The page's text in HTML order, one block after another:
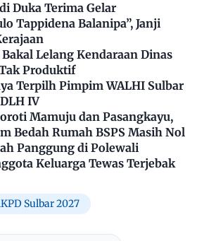
Duka Terima Gelar
Tappidena Balanipa”, Janji
Lelang Kendaraan Dinas
Produktif
Terpilh Pimpim WALHI Sulbar
IV
Mamuju dan Pasangkayu,
Bedah Rumah BSPS Masih Nol
Panggung di Polewali
Keluarga Tewas Terjebak
Sulbar 2027